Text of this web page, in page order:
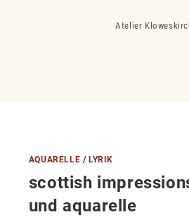
Atelier
AQUARELLE / LYRIK
scottish
und aquarelle